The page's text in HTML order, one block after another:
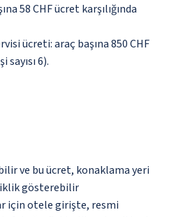
58 CHF ücret karşılığında
ücreti: araç başına 850 CHF
6).
ve bu ücret, konaklama yeri
gösterebilir
için otele girişte, resmi